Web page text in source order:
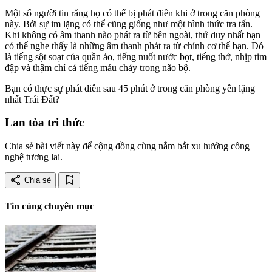
Một số người tin rằng họ có thể bị phát điên khi ở trong căn phòng
này. Bởi sự im lặng có thể cũng giống như một hình thức tra tấn.
Khi không có âm thanh nào phát ra từ bên ngoài, thứ duy nhất bạn
có thể nghe thấy là những âm thanh phát ra từ chính cơ thể bạn. Đó
là tiếng sột soạt của quần áo, tiếng nuốt nước bọt, tiếng thở, nhịp tim
đập và thậm chí cả tiếng máu chảy trong não bộ.
Bạn có thực sự phát điên sau 45 phút ở trong căn phòng yên lặng
nhất Trái Đất?
Lan tỏa tri thức
Chia sẻ bài viết này để cộng đồng cùng nắm bắt xu hướng công
nghệ tương lai.
share Chia sẻ bookmark_add
Tin cùng chuyên mục